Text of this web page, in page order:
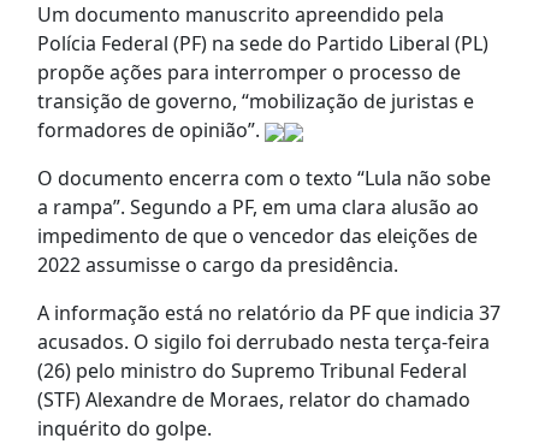
Um documento manuscrito apreendido pela
Polícia Federal (PF) na sede do Partido Liberal (PL)
propõe ações para interromper o processo de
transição de governo, “mobilização de juristas e
formadores de opinião”.
O documento encerra com o texto “Lula não sobe
a rampa”. Segundo a PF, em uma clara alusão ao
impedimento de que o vencedor das eleições de
2022 assumisse o cargo da presidência.
A informação está no relatório da PF que indicia 37
acusados. O sigilo foi derrubado nesta terça-feira
(26) pelo ministro do Supremo Tribunal Federal
(STF) Alexandre de Moraes, relator do chamado
inquérito do golpe.